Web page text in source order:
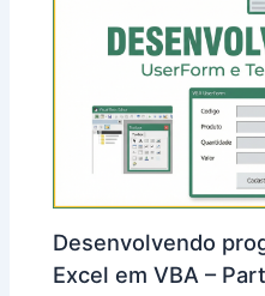
Desenvolvendo
Excel em VBA –